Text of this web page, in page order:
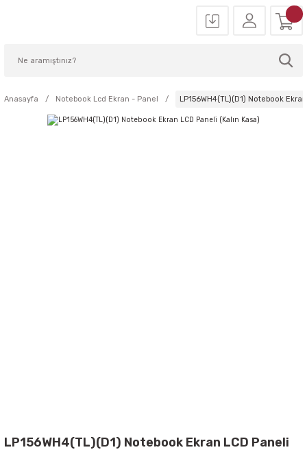
Anasayfa Notebook Lcd Ekran - Panel LP156WH4(TL)(D1) Notebook
LP156WH4(TL)(D1) Notebook Ekran LCD Paneli